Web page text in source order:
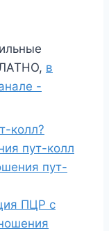
в
-
колл?
пут-колл
пут-
ПЦР с